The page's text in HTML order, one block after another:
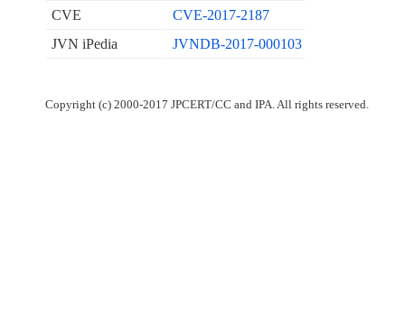
CVE
CVE-2017-2187
JVN iPedia
JVNDB-2017-000103
Copyright (c) 2000-2017 JPCERT/CC and IPA. All rights reserved.